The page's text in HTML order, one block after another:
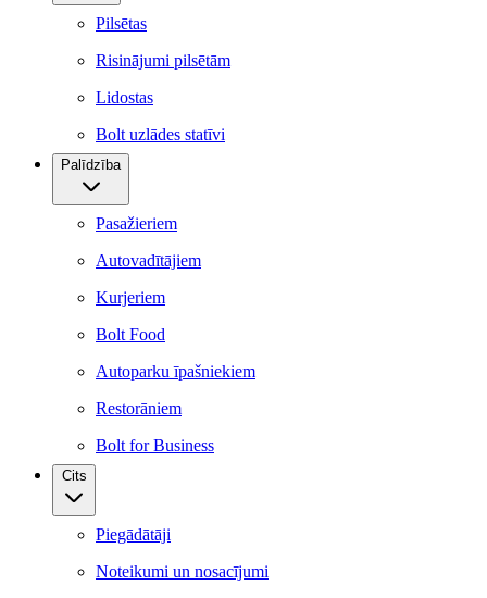
Pilsētas
Risinājumi pilsētām
Lidostas
Bolt uzlādes statīvi
Palīdzība
Pasažieriem
Autovadītājiem
Kurjeriem
Bolt Food
Autoparku īpašniekiem
Restorāniem
Bolt for Business
Cits
Piegādātāji
Noteikumi un nosacījumi